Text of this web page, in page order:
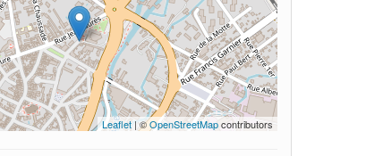
Leaflet | ©OpenStreetMapcontributors